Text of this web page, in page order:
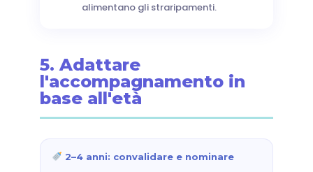
alimentano gli straripamenti.
5. Adattare
l'accompagnamento in
base all'età
2–4 anni: convalidare e nominare